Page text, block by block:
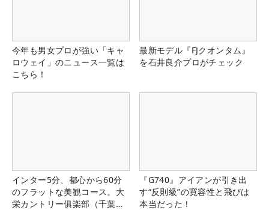
今年も男女プロが強い「キャ
ロウェイ」のニュース一覧は
こちら！
最新モデル『FJクオンタム』
を石井良介プロがチェック
インター5分、都心から60分
のフラットな美観コース。大
栄カントリー俱楽部（千葉
『G740』アイアンが引き出
す“反則級”の寛容性と飛びは
本当だった！